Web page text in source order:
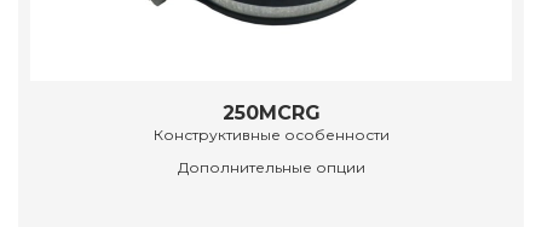
250MCRG
Конструктивные особенности
Дополнительные опции